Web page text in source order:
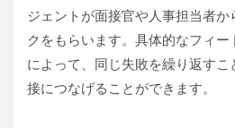
ジェントが面接官や人事担当者か
クをもらいます。具体的なフィー
によって、同じ失敗を繰り返す
接につなげることができます。